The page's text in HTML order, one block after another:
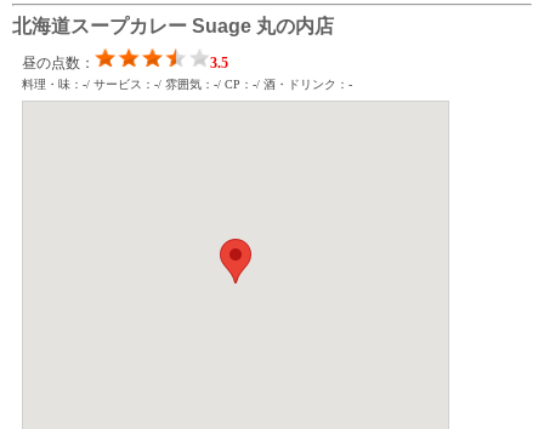
北海道スープカレー Suage 丸の内店